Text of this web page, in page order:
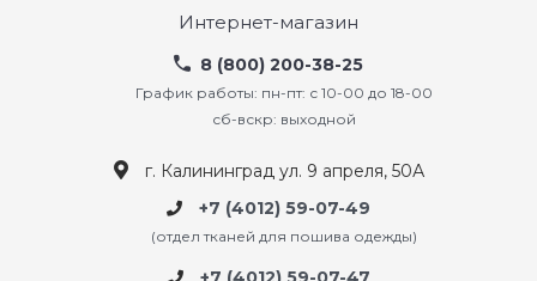
Интернет-магазин
8 (800) 200-38-25
График работы: пн-пт: с 10-00 до 18-00
сб-вскр: выходной
г. Калининград ул. 9 апреля, 50А
+7 (4012) 59-07-49
(отдел тканей для пошива одежды)